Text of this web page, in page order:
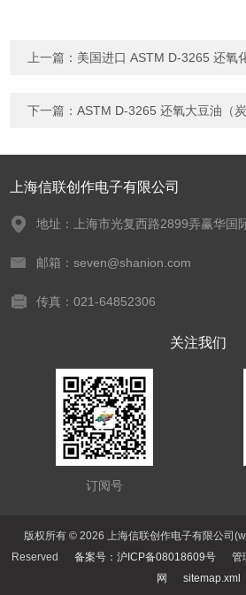
上一篇： 美国进口 ASTM D-3265 还氧
下一篇：ASTM D-3265 还氧大豆油（炭
上海信联创作电子有限公司
地址：上海市光复西路2899弄赢华国
邮箱：seven@shanion.com
传真：021-64852306
关注我们
订阅号
版权所有 © 2026 上海信联创作电子有限公司
Reserved 备案号：沪ICP备08018609号 管
网
sitemap.xml